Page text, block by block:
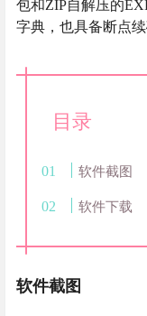
包和ZIP自解压的
字典，也具备断点
目录
软件截图
软件下载
软件截图